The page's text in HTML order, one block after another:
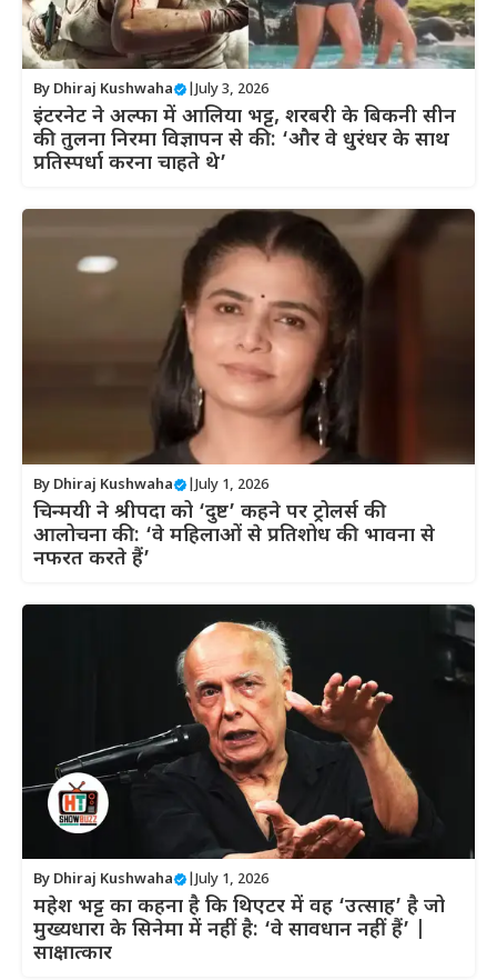
By Dhiraj Kushwaha |July 3, 2026
इंटरनेट ने अल्फा में आलिया भट्ट, शरबरी के बिकनी सीन
की तुलना निरमा विज्ञापन से की: ‘और वे धुरंधर के साथ
प्रतिस्पर्धा करना चाहते थे’
By Dhiraj Kushwaha July 1, 2026
चिन्मयी ने श्रीपदा को ‘दुष्ट’ कहने पर ट्रोलर्स की
आलोचना की: ‘वे महिलाओं से प्रतिशोध की भावना से
नफरत करते हैं’
By Dhiraj Kushwaha July 1, 2026
महेश भट्ट का कहना है कि थिएटर में वह ‘उत्साह’ है जो
मुख्यधारा के सिनेमा में नहीं है: ‘वे सावधान नहीं हैं’ |
साक्षात्कार